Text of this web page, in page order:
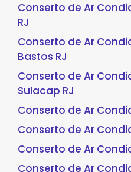
Conserto de Ar
RJ
Conserto de Ar
Bastos RJ
Conserto de Ar
Sulacap RJ
Conserto de Ar
Conserto de Ar
Conserto de Ar
Conserto de Ar